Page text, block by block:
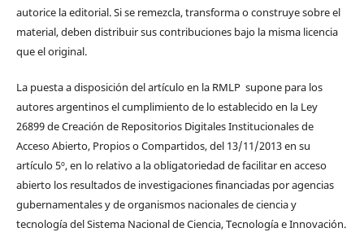
autorice la editorial. Si se remezcla, transforma o construye sobre el
material, deben distribuir sus contribuciones bajo la misma licencia
que el original.
La puesta a disposición del artículo en la RMLP supone para los
autores argentinos el cumplimiento de lo establecido en la Ley
26899 de Creación de Repositorios Digitales Institucionales de
Acceso Abierto, Propios o Compartidos, del 13/11/2013 en su
artículo 5º, en lo relativo a la obligatoriedad de facilitar en acceso
abierto los resultados de investigaciones financiadas por agencias
gubernamentales y de organismos nacionales de ciencia y
tecnología del Sistema Nacional de Ciencia, Tecnología e Innovación.